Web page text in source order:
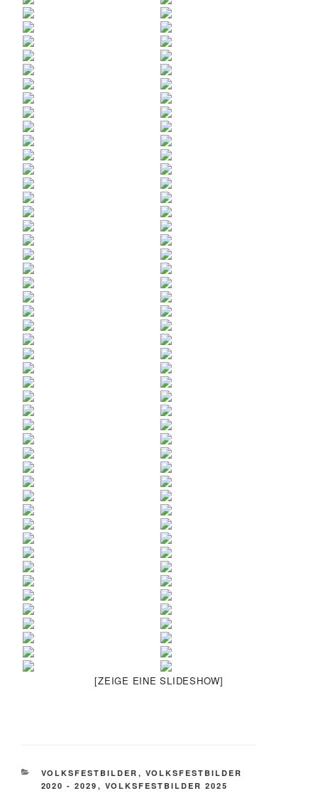
[ZEIGE EINE SLIDESHOW]
KATEGORIEN
VOLKSFESTBILDER , VOLKSFESTBILDER
2020 - 2029 , VOLKSFESTBILDER 2025